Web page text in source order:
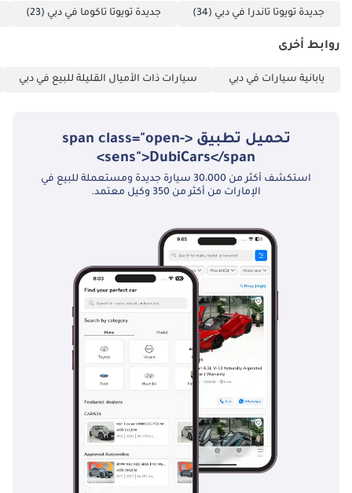
جديدة تويوتا تاندرا في دبي (34) جديدة تويوتا تاكوما في دبي (23)
روابط أخرى
يابانية سيارات في دبي سيارات ذات الأميال القليلة للبيع في دبي
تحميل تطبيق <span class="open-
sens">DubiCars</span>
استكشف أكثر من 30،000 سيارة جديدة ومستعملة للبيع في
الإمارات من أكثر من 350 وكيل معتمد.